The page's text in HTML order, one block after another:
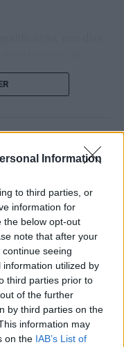
Information
to third parties, or
information for
the below opt-out
note that after your
seeing
utilized by
third parties prior to
of the further
by third parties on the
information may
on the IAB’s List of
cerimónia de
presidente da
a colocar o
do
de jogadores
Davidovich
(Itália), a prova
elevado nível,
primeiro cabeça de
pelo chileno
Blockx.
da semana foi
ao Estoril,
Ofícios”
município
2026